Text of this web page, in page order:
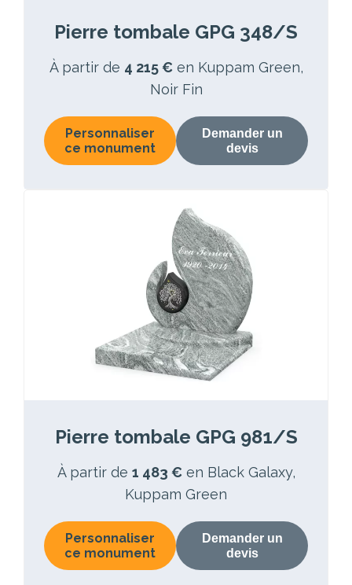
Pierre tombale GPG 348/S
À partir de 4 215 € en Kuppam Green,
Noir Fin
Personnaliser
ce monument
Demander un
devis
Pierre tombale GPG 981/S
À partir de 1 483 € en Black Galaxy,
Kuppam Green
Personnaliser
ce monument
Demander un
devis